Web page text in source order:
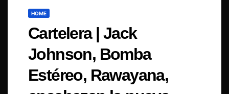
HOME
Cartelera | Jack
Johnson, Bomba
Estéreo, Rawayana,